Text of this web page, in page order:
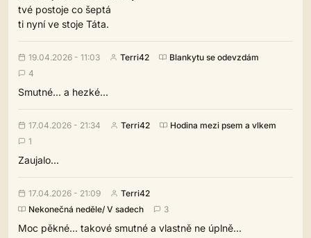
tvé postoje co šeptá
ti nyní ve stoje Táta.
19.04.2026 - 11:03 Terri42
Blankytu se odevzdám
4
Smutné... a hezké...
17.04.2026 - 21:34 Terri42
Hodina mezi psem a vlkem
1
Zaujalo...
17.04.2026 - 21:09
Terri42
Nekonečná neděle/ V sadech
3
Moc pěkné... takové smutné a vlastně ne úplně...